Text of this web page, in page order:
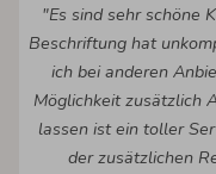
"Es sind sehr schöne
Beschriftung hat
ich bei anderen
Möglichkeit zusätzlich
lassen ist ein toller
der zusätzlichen